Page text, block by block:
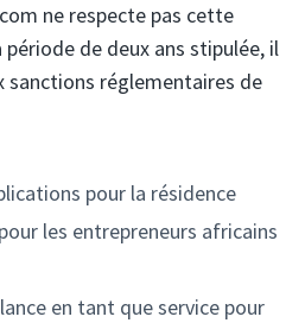
ne respecte pas cette
période de deux ans stipulée, il
sanctions réglementaires de
pour la résidence
les entrepreneurs africains
en tant que service pour